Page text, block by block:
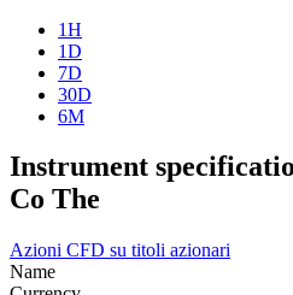
1H
1D
7D
30D
6M
Instrument
Co The
Azioni CFD su titoli azionari
Name